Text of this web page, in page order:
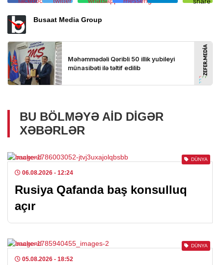
Busaat Media Group
BU BÖLMƏYƏ AID DIGƏR
XƏBƏRLƏR
DÜNYA
06.08.2026 - 12:24
Rusiya Qafanda baş konsulluq
açır
DÜNYA
05.08.2026 - 18:52